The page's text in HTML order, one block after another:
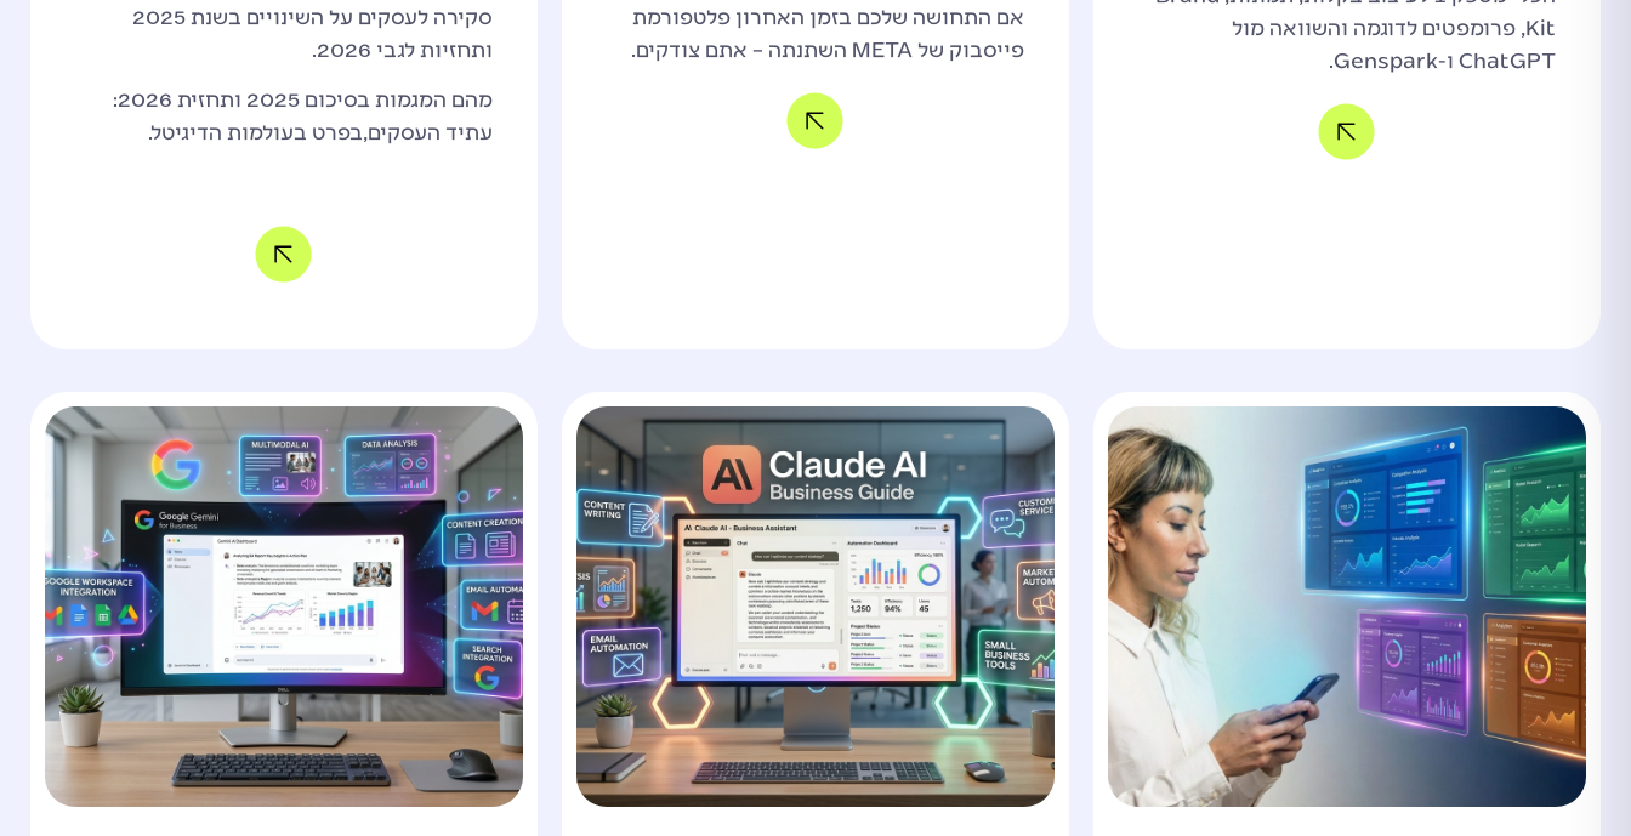
Kit, פרומפטים לדוגמה והשוואה מול
ChatGPT ו-Genspark.
אם התחושה שלכם בזמן האחרון פלטפורמת
פייסבוק של META השתנתה – אתם צודקים.
סקירה לעסקים על השינויים בשנת 2025
ותחזיות לגבי 2026.
מהם המגמות בסיכום 2025 ותחזית 2026:
עתיד העסקים,בפרט בעולמות הדיגיטל.